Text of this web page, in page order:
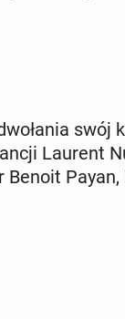
swój
Laurent